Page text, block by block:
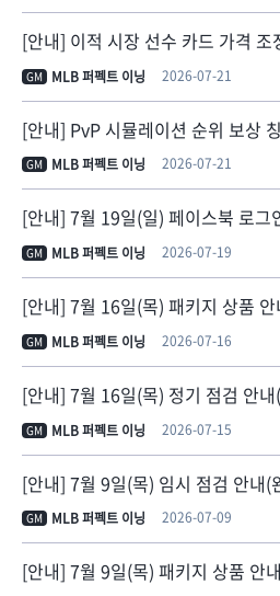
[안내] 이적 시장 선수 카드 가격 조
GM MLB 퍼펙트 이닝 2026-07-21
GM MLB 퍼펙트 이닝 2026-07-21
[안내] 7월 19일(일) 페이스북 로그
GM MLB 퍼펙트 이닝 2026-07-19
[안내] 7월 16일(목) 패키지 상품 안
GM MLB 퍼펙트 이닝 2026-07-16
[안내] 7월 16일(목) 정기 점검 안내
GM MLB 퍼펙트 이닝 2026-07-15
[안내] 7월 9일(목) 임시 점검 안내(
GM MLB 퍼펙트 이닝 2026-07-09
[안내] 7월 9일(목) 패키지 상품 안내